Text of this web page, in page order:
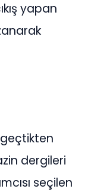
yapan
geçtikten
dergileri
seçilen